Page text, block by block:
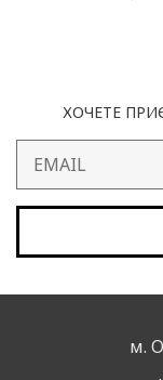
ХОЧЕТЕ
м.